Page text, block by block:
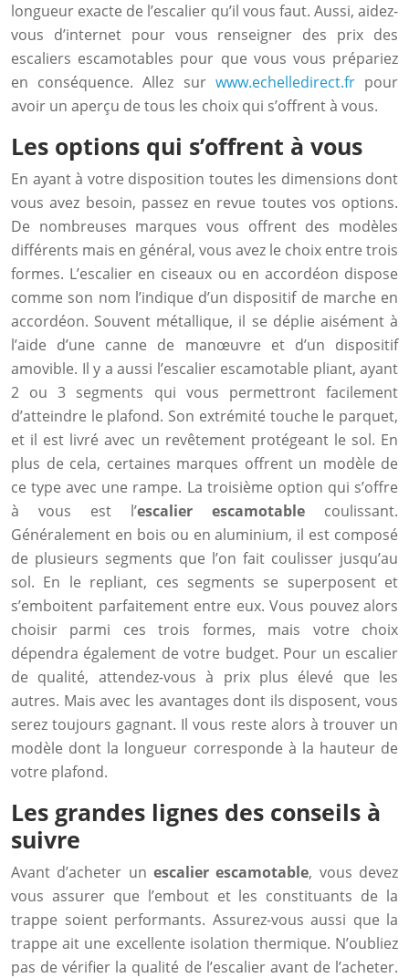
longueur exacte de l’escalier qu’il vous faut. Aussi, aidez-
vous d’internet pour vous renseigner des prix des
escaliers escamotables pour que vous vous prépariez
en conséquence. Allez sur www.echelledirect.frpour
avoir un aperçu de tous les choix qui s’offrent à vous.
Les options qui s’offrent à vous
En ayant à votre disposition toutes les dimensions dont
vous avez besoin, passez en revue toutes vos options.
De nombreuses marques vous offrent des modèles
différents mais en général, vous avez le choix entre trois
formes. L’escalier en ciseaux ou en accordéon dispose
comme son nom l’indique d’un dispositif de marche en
accordéon. Souvent métallique, il se déplie aisément à
l’aide d’une canne de manœuvre et d’un dispositif
amovible. Il y a aussi l’escalier escamotable pliant, ayant
2 ou 3 segments qui vous permettront facilement
d’atteindre le plafond. Son extrémité touche le parquet,
et il est livré avec un revêtement protégeant le sol. En
plus de cela, certaines marques offrent un modèle de
ce type avec une rampe. La troisième option qui s’offre
à vous est l’escalier escamotable coulissant.
Généralement en bois ou en aluminium, il est composé
de plusieurs segments que l’on fait coulisser jusqu’au
sol. En le repliant, ces segments se superposent et
s’emboitent parfaitement entre eux. Vous pouvez alors
choisir parmi ces trois formes, mais votre choix
dépendra également de votre budget. Pour un escalier
de qualité, attendez-vous à prix plus élevé que les
autres. Mais avec les avantages dont ils disposent, vous
serez toujours gagnant. Il vous reste alors à trouver un
modèle dont la longueur corresponde à la hauteur de
votre plafond.
Les grandes lignes des conseils à
suivre
Avant d’acheter un escalier escamotable, vous devez
vous assurer que l’embout et les constituants de la
trappe soient performants. Assurez-vous aussi que la
trappe ait une excellente isolation thermique. N’oubliez
pas de vérifier la qualité de l’escalier avant de l’acheter.